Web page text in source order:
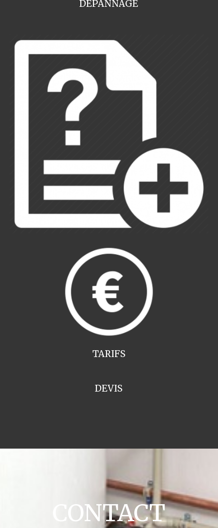
DEPANNAGE
TARIFS
DEVIS
CONTACT